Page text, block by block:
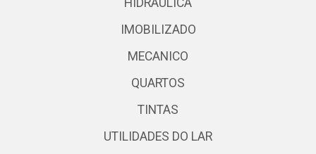
IMOBILIZADO
MECANICO
QUARTOS
TINTAS
UTILIDADES DO LAR